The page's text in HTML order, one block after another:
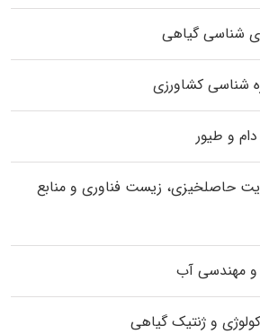
شناسی گیاهی
شناسی کشاورزی
و طیور
حاصلخیزی، زیست فناوری و منابع
و مهندسی آب
و ژنتیک گیاهی